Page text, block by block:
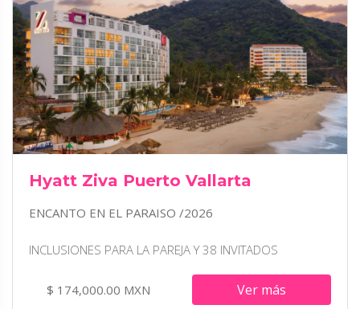
Hyatt Ziva Puerto Vallarta
ENCANTO EN EL PARAISO /2026
INCLUSIONES PARA LA PAREJA Y 38 INVITADOS
$ 174,000.00 MXN Ver más